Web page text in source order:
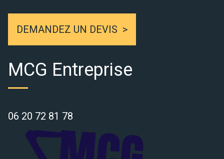
DEMANDEZ UN DEVIS
MCG Entreprise
06 20 72 81 78